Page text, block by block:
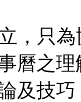
，只
曆之
及技